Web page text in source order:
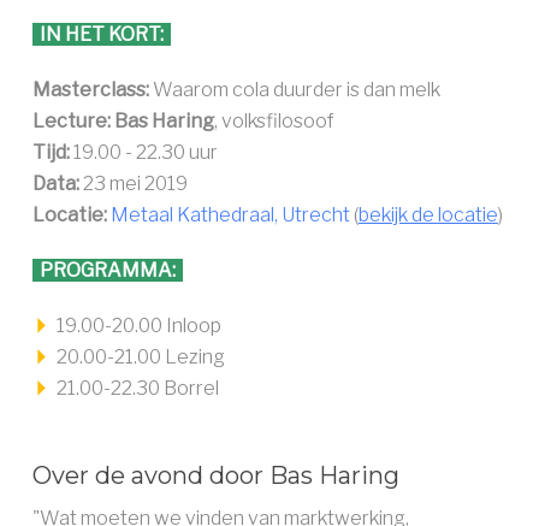
IN HET KORT:
Masterclass: Waarom cola duurder is dan melk
Lecture: Bas Haring, volksfilosoof
Tijd:19.00 - 22.30 uur
Data:23 mei 2019
Locatie: Metaal Kathedraal, Utrecht(bekijk de locatie)
PROGRAMMA:
19.00-20.00 Inloop
20.00-21.00 Lezing
21.00-22.30 Borrel
Over de avond door Bas Haring
"Wat moeten we vinden van marktwerking,